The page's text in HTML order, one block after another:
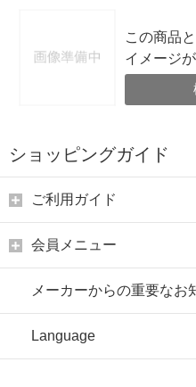
この商品と
イメージ
ショッピングガイド
ご利用ガイド
会員メニュー
メーカーからの重要なお
Language